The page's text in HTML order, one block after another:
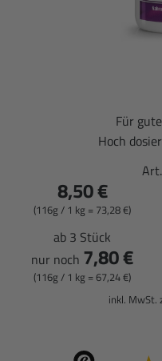
Für
Hoch
8,50 €
(116g / 1 kg = 73,28 €)
ab 3 Stück
nur noch 7,80 €
(116g / 1 kg = 67,24 €)
inkl. MwSt.